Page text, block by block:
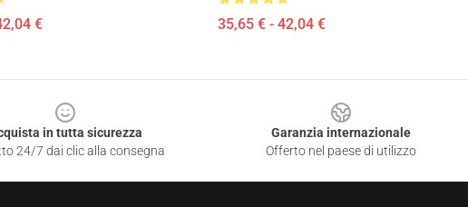
€ 35,65 € - 42,04 €
in tutta sicurezza
24/7 dai clic alla consegna
Garanzia internazionale
Offerto nel paese di utilizzo